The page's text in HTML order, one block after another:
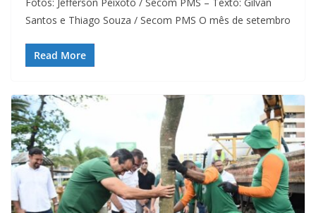
Santos e Thiago Souza / Secom PMS O mês de setembro
Read More